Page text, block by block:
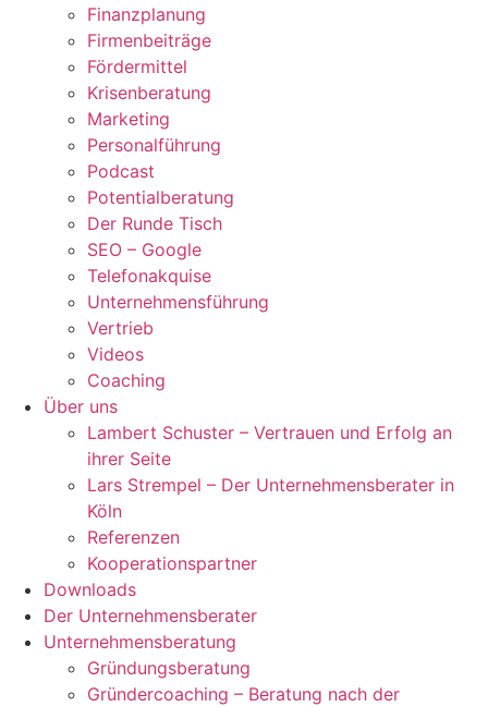
Finanzplanung
Firmenbeiträge
Fördermittel
Krisenberatung
Marketing
Personalführung
Podcast
Potentialberatung
Der Runde Tisch
SEO – Google
Telefonakquise
Unternehmensführung
Vertrieb
Videos
Coaching
Über uns
Lambert Schuster – Vertrauen und Erfolg an
ihrer Seite
Lars Strempel – Der Unternehmensberater in
Köln
Referenzen
Kooperationspartner
Downloads
Der Unternehmensberater
Unternehmensberatung
Gründungsberatung
Gründercoaching – Beratung nach der